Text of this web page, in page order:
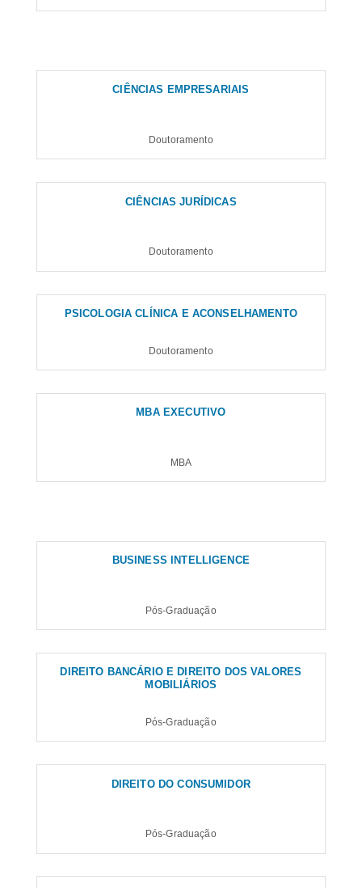
CIÊNCIAS EMPRESARIAIS
Doutoramento
CIÊNCIAS JURÍDICAS
Doutoramento
PSICOLOGIA CLÍNICA E ACONSELHAMENTO
Doutoramento
MBA EXECUTIVO
MBA
BUSINESS INTELLIGENCE
Pós-Graduação
DIREITO BANCÁRIO E DIREITO DOS VALORES
MOBILIÁRIOS
Pós-Graduação
DIREITO DO CONSUMIDOR
Pós-Graduação